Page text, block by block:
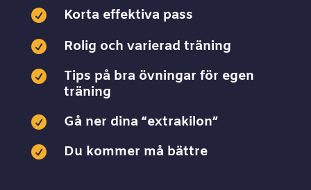
 Korta effektiva pass
 Rolig och varierad träning

Tips på bra övningar för egen
träning
 Gå ner dina “extrakilon”
 Du kommer må bättre